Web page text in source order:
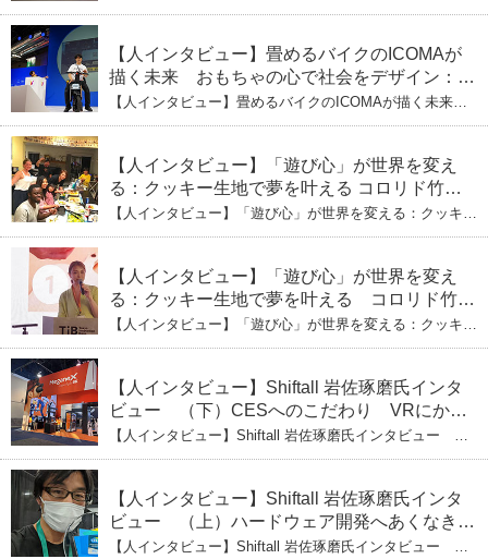
（下）おもちゃで社会を変える、「トイボック
イボックス」というデザインメソッド
【人インタビュー】畳めるバイクのICOMAが
描く未来 おもちゃの心で社会をデザイン：株
式会社ICOMAの代表取締役・生駒崇光
（上）「変形」に魅せられたデザイナーの軌
【人インタビュー】畳めるバイクのICOMAが描く未来
ーの軌跡
【人インタビュー】「遊び心」が世界を変え
る：クッキー生地で夢を叶える コロリド竹内
ひとみ（下） 起業は「影響力」のため。愛と
笑いの子育て哲学
【人インタビュー】「遊び心」が世界を変える：クッキー
【人インタビュー】「遊び心」が世界を変え
る：クッキー生地で夢を叶える コロリド竹内
ひとみ（上） クッキー生地に込めた「誰でも
できる」という哲学
【人インタビュー】「遊び心」が世界を変える：クッキー
【人インタビュー】Shiftall 岩佐琢磨氏インタ
ビュー （下）CESへのこだわり VRにかけ
る未来
【人インタビュー】Shiftall 岩佐琢磨氏インタビュー
【人インタビュー】Shiftall 岩佐琢磨氏インタ
ビュー （上）ハードウェア開発へあくなき挑
戦 その起業の経緯とは
【人インタビュー】Shiftall 岩佐琢磨氏インタビュー